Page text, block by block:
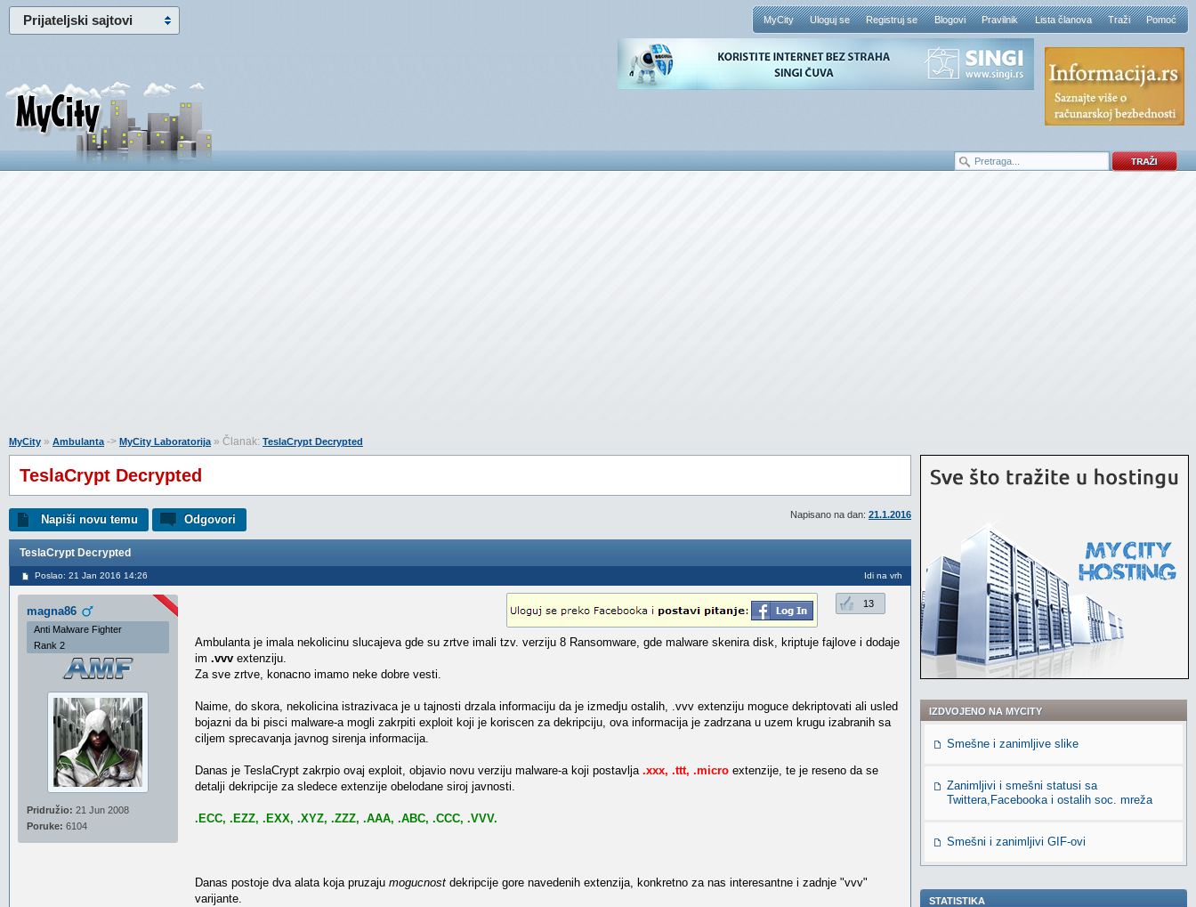
Prijateljski sajtovi MyCity Uloguj se Registruj se Blogovi Pravilnik Lista članova Traži Pomoć
MyCity » Ambulanta-> MyCity Laboratorija» Članak: TeslaCrypt Decrypted
TeslaCrypt Decrypted
Napisano na dan: 21.1.2016
Napiši novu temu Odgovori
TeslaCrypt Decrypted
Poslao: 21 Jan 2016 14:26 Idi na vrh
magna86
Anti Malware Fighter
Rank 2
Pridružio: 21 Jun 2008
Poruke: 6104
13
Ambulanta je imala nekolicinu slucajeva gde su zrtve imali tzv. verziju 8 Ransomware, gde malware skenira disk, kriptuje fajlove i dodaje
im .vvv extenziju.
Za sve zrtve, konacno imamo neke dobre vesti.
Naime, do skora, nekolicina istrazivaca je u tajnosti drzala informaciju da je izmedju ostalih, .vvv extenziju moguce dekriptovati ali usled
bojazni da bi pisci malware-a mogli zakrpiti exploit koji je koriscen za dekripciju, ova informacija je zadrzana u uzem krugu izabranih sa
ciljem sprecavanja javnog sirenja informacija.
Danas je TeslaCrypt zakrpio ovaj exploit, objavio novu verziju malware-a koji postavlja .xxx, .ttt, .micro extenzije, te je reseno da se
detalji dekripcije za sledece extenzije obelodane siroj javnosti.
.ECC, .EZZ, .EXX, .XYZ, .ZZZ, .AAA, .ABC, .CCC, .VVV.
Danas postoje dva alata koja pruzaju mogucnost dekripcije gore navedenih extenzija, konkretno za nas interesantne i zadnje "vvv"
varijante.
IZDVOJENO NA MYCITY
Smešne i zanimljive slike
Zanimljivi i smešni statusi sa
Twittera,Facebooka i ostalih soc. mreža
Smešni i zanimljivi GIF-ovi
STATISTIKA